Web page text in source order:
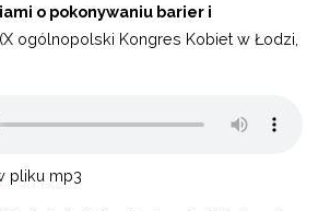
o pokonywaniu barier i
. (X ogólnopolski Kongres Kobiet w Łodzi,
pliku mp3